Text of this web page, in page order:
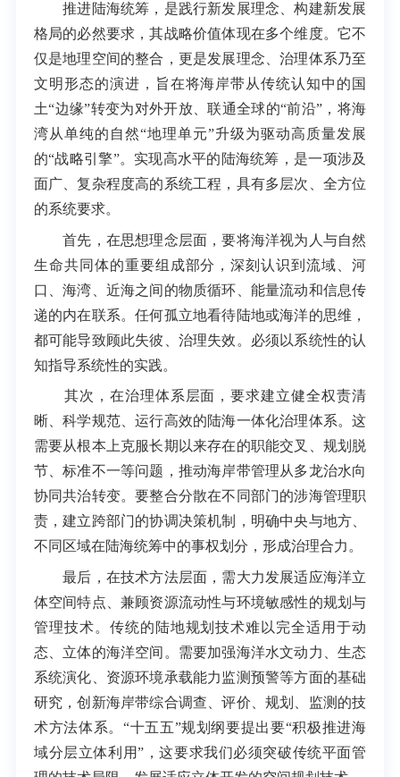
推进陆海统筹，是践行新发展理念、构建新发展
格局的必然要求，其战略价值体现在多个维度。它不
仅是地理空间的整合，更是发展理念、治理体系乃至
文明形态的演进，旨在将海岸带从传统认知中的国
土“边缘”转变为对外开放、联通全球的“前沿”，将海
湾从单纯的自然“地理单元”升级为驱动高质量发展
的“战略引擎”。实现高水平的陆海统筹，是一项涉及
面广、复杂程度高的系统工程，具有多层次、全方位
的系统要求。
首先，在思想理念层面，要将海洋视为人与自然
生命共同体的重要组成部分，深刻认识到流域、河
口、海湾、近海之间的物质循环、能量流动和信息传
递的内在联系。任何孤立地看待陆地或海洋的思维，
都可能导致顾此失彼、治理失效。必须以系统性的认
知指导系统性的实践。
其次，在治理体系层面，要求建立健全权责清
晰、科学规范、运行高效的陆海一体化治理体系。这
需要从根本上克服长期以来存在的职能交叉、规划脱
节、标准不一等问题，推动海岸带管理从多龙治水向
协同共治转变。要整合分散在不同部门的涉海管理职
责，建立跨部门的协调决策机制，明确中央与地方、
不同区域在陆海统筹中的事权划分，形成治理合力。
最后，在技术方法层面，需大力发展适应海洋立
体空间特点、兼顾资源流动性与环境敏感性的规划与
管理技术。传统的陆地规划技术难以完全适用于动
态、立体的海洋空间。需要加强海洋水文动力、生态
系统演化、资源环境承载能力监测预警等方面的基础
研究，创新海岸带综合调查、评价、规划、监测的技
术方法体系。“十五五”规划纲要提出要“积极推进海
域分层立体利用”，这要求我们必须突破传统平面管